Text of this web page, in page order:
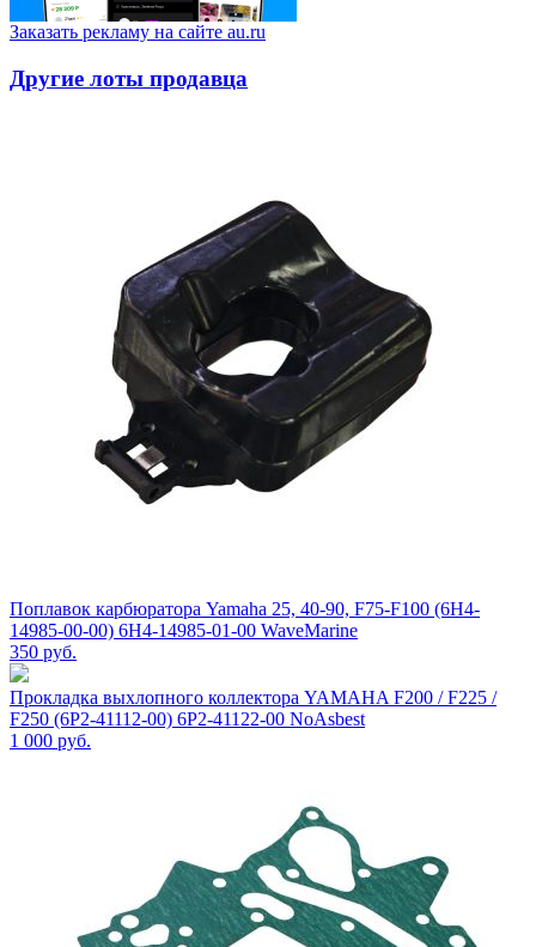
Заказать рекламу на сайте au.ru
Другие лоты продавца
Поплавок карбюратора Yamaha 25, 40-90, F75-F100 (6H4-
14985-00-00) 6H4-14985-01-00 WaveMarine
350 руб.
Прокладка выхлопного коллектора YAMAHA F200 / F225 /
F250 (6P2-41112-00) 6P2-41122-00 NoAsbest
1 000 руб.